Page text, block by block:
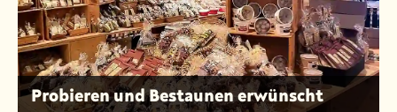
Probieren und Bestaunen erwünscht